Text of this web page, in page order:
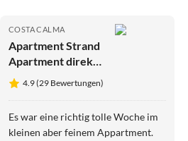
COSTA CALMA
Apartment Strand
Apartment direkt
am Meer - Urlaub
unter Palmen
4.9 (29 Bewertungen)
Es war eine richtig tolle Woche im
kleinen aber feinem Appartment.